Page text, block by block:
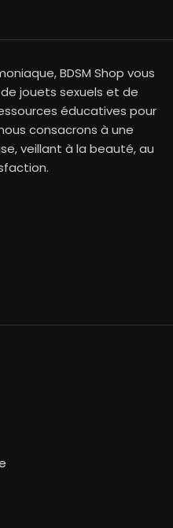
BDSM Shop vous
jouets sexuels et de
éducatives pour
consacrons à une
veillant à la beauté, au